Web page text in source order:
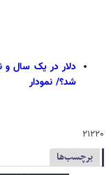
دلار در یک سال و
شد؟/ نمودار
۲۱۲۲۰
برچسب‌ها